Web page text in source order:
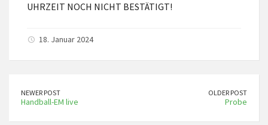
UHRZEIT NOCH NICHT BESTÄTIGT!
18. Januar 2024
NEWER POST
Handball-EM live
OLDER POST
Probe